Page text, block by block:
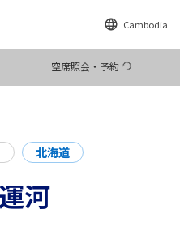
Cambodia
空席照会・予約
北海道
河